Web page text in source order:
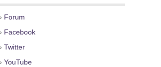
Forum
Facebook
Twitter
YouTube